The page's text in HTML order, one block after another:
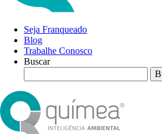
Seja Franqueado
Blog
Trabalhe Conosco
Buscar